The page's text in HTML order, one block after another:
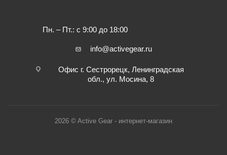
Пн. – Пт.: с 9:00 до 18:00
info@activegear.ru
Офис г. Сестрорецк, Ленинградская
обл., ул. Мосина, 8
2026 © Active Gear - интернет-магазин